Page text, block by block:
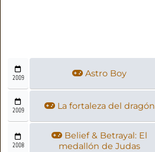
2009 Astro Boy
2009 La fortaleza del dragón
2008
Belief & Betrayal: El
medallón de Judas